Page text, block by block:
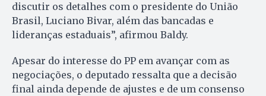
discutir os detalhes com o presidente do União
Brasil, Luciano Bivar, além das bancadas e
lideranças estaduais”, afirmou Baldy.
Apesar do interesse do PP em avançar com as
negociações, o deputado ressalta que a decisão
final ainda depende de ajustes e de um consenso